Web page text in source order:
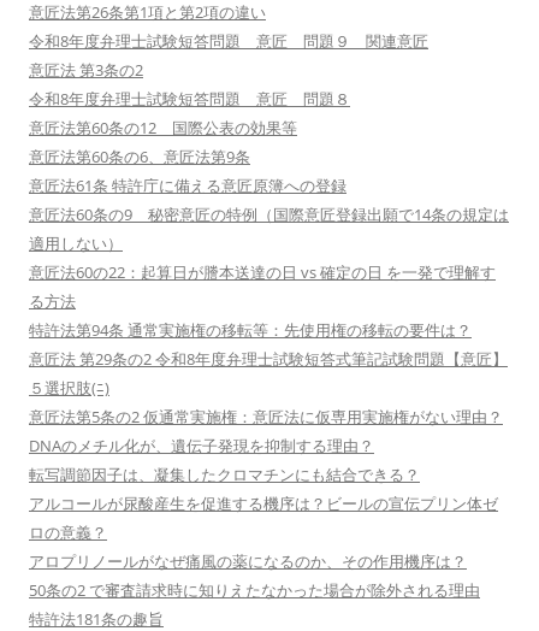
意匠法第26条第1項と第2項の違い
令和8年度弁理士試験短答問題 意匠 問題９ 関連意匠
意匠法 第3条の2
令和8年度弁理士試験短答問題 意匠 問題８
意匠法第60条の12 国際公表の効果等
意匠法第60条の6、意匠法第9条
意匠法61条 特許庁に備える意匠原簿への登録
意匠法60条の9 秘密意匠の特例（国際意匠登録出願で14条の規定は
適用しない）
意匠法60の22：起算日が謄本送達の日 vs 確定の日 を一発で理解す
る方法
特許法第94条 通常実施権の移転等：先使用権の移転の要件は？
意匠法 第29条の2 令和8年度弁理士試験短答式筆記試験問題【意匠】
５選択肢(ﾆ)
意匠法第5条の2 仮通常実施権：意匠法に仮専用実施権がない理由？
DNAのメチル化が、遺伝子発現を抑制する理由？
転写調節因子は、凝集したクロマチンにも結合できる？
アルコールが尿酸産生を促進する機序は？ビールの宣伝プリン体ゼ
ロの意義？
アロプリノールがなぜ痛風の薬になるのか、その作用機序は？
50条の2 で審査請求時に知りえたなかった場合が除外される理由
特許法181条の趣旨